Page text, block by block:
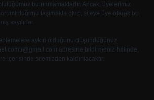
bulunmamaktadır. Ancak, üyelerimiz
taşımakta olup, siteye üye olarak bu
sayılırlar.
aykırı olduğunu düşündüğünüz
adresine bildirmeniz halinde,
içerisinde sitemizden kaldırılacaktır.